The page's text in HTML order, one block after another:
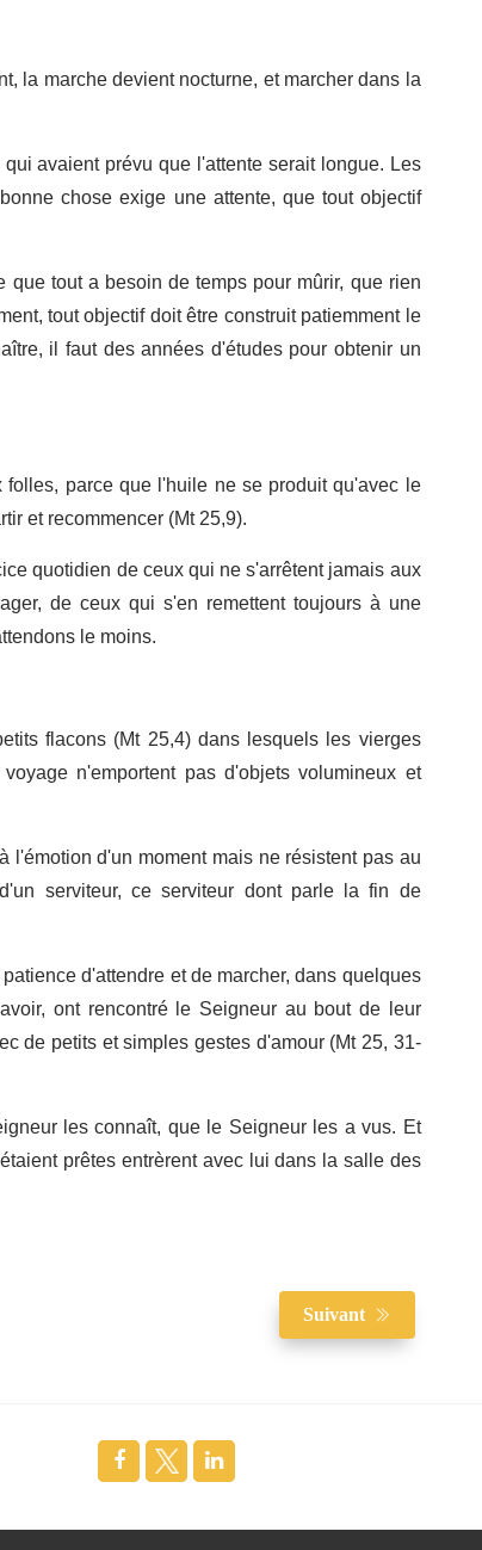
la marche devient nocturne, et marcher dans la
avaient prévu que l'attente serait longue. Les
chose exige une attente, que tout objectif
tout a besoin de temps pour mûrir, que rien
tout objectif doit être construit patiemment le
il faut des années d'études pour obtenir un
parce que l'huile ne se produit qu'avec le
et recommencer (Mt 25,9).
quotidien de ceux qui ne s'arrêtent jamais aux
de ceux qui s'en remettent toujours à une
le moins.
flacons (Mt 25,4) dans lesquels les vierges
n'emportent pas d'objets volumineux et
d'un moment mais ne résistent pas au
serviteur, ce serviteur dont parle la fin de
d'attendre et de marcher, dans quelques
ont rencontré le Seigneur au bout de leur
de petits et simples gestes d'amour (Mt 25, 31-
les connaît, que le Seigneur les a vus. Et
prêtes entrèrent avec lui dans la salle des
Suivant